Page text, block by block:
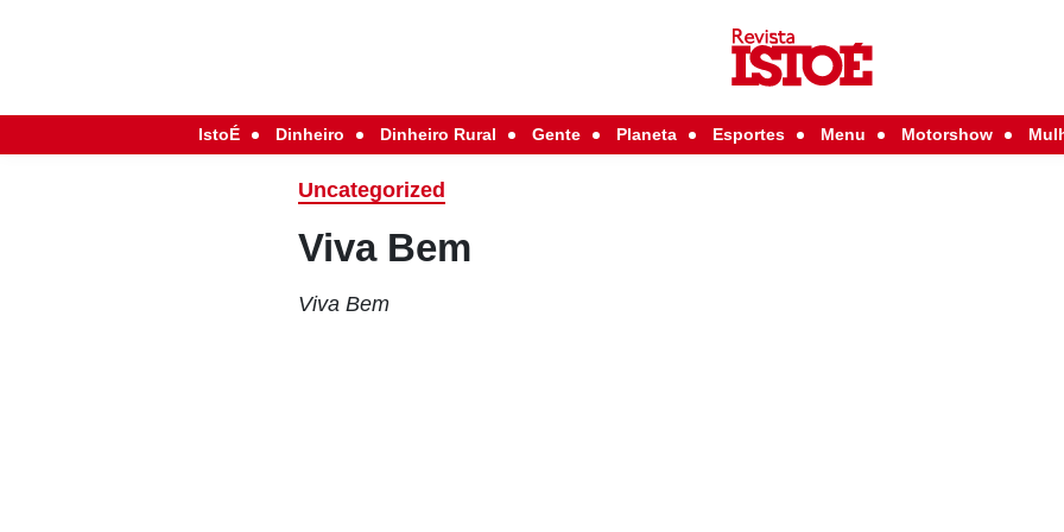
IstoÉ Dinheiro Dinheiro Rural Gente Planeta Esportes Menu Motorshow
Uncategorized
Viva Bem
Viva Bem